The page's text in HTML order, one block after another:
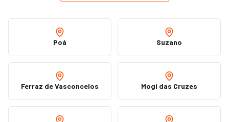
Poá Suzano
Ferraz de Vasconcelos Mogi das Cruzes